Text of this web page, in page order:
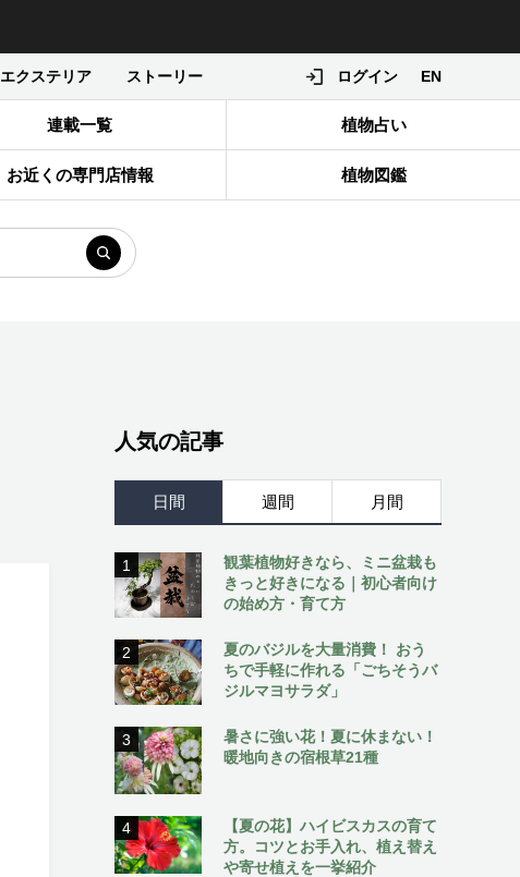
エクステリア ストーリー ログイン EN
連載一覧 植物占い
お近くの専門店情報 植物図鑑
人気の記事
日間 週間 月間
1
観葉植物好きなら、ミニ盆栽も
きっと好きになる｜初心者向け
の始め方・育て方
2
夏のバジルを大量消費！ おう
ちで手軽に作れる「ごちそうバ
ジルマヨサラダ」
3
暑さに強い花！夏に休まない！
暖地向きの宿根草21種
4
【夏の花】ハイビスカスの育て
方。コツとお手入れ、植え替え
や寄せ植えを一挙紹介